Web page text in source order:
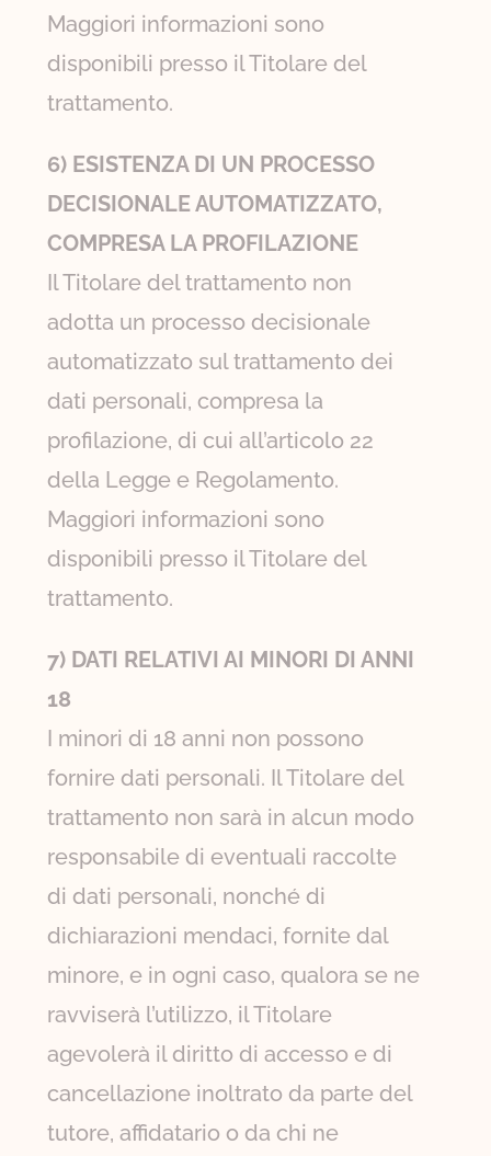
Maggiori informazioni sono
disponibili presso il Titolare del
trattamento.
6) ESISTENZA DI UN PROCESSO
DECISIONALE AUTOMATIZZATO,
COMPRESA LA PROFILAZIONE
Il Titolare del trattamento non
adotta un processo decisionale
automatizzato sul trattamento dei
dati personali, compresa la
profilazione, di cui all’articolo 22
della Legge e Regolamento.
Maggiori informazioni sono
disponibili presso il Titolare del
trattamento.
7) DATI RELATIVI AI MINORI DI ANNI
18
I minori di 18 anni non possono
fornire dati personali. Il Titolare del
trattamento non sarà in alcun modo
responsabile di eventuali raccolte
di dati personali, nonché di
dichiarazioni mendaci, fornite dal
minore, e in ogni caso, qualora se ne
ravviserà l’utilizzo, il Titolare
agevolerà il diritto di accesso e di
cancellazione inoltrato da parte del
tutore, affidatario o da chi ne